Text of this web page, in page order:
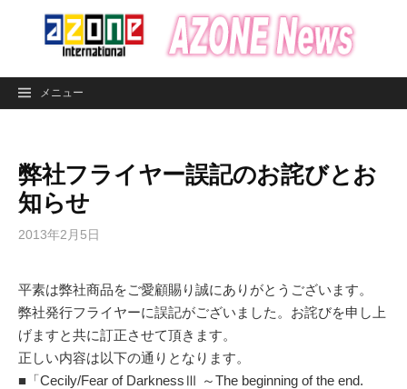
ン
メニュー
弊社フライヤー誤記のお詫びとお
知らせ
2013年2月5日
平素は弊社商品をご愛顧賜り誠にありがとうございます。
弊社発行フライヤーに誤記がございました。お詫びを申し上
げますと共に訂正させて頂きます。
正しい内容は以下の通りとなります。
■「Cecily/Fear of DarknessⅢ ～The beginning of the end.